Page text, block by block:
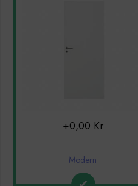
Modern
+0,00 Kr